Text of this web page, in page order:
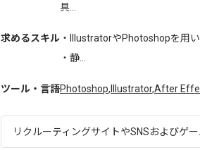
具...
求めるスキル ・IllustratorやPhotoshopを用
・静...
ツール・言語Photoshop, Illustrator,After
リクルーティングサイトやSNSおよびゲ